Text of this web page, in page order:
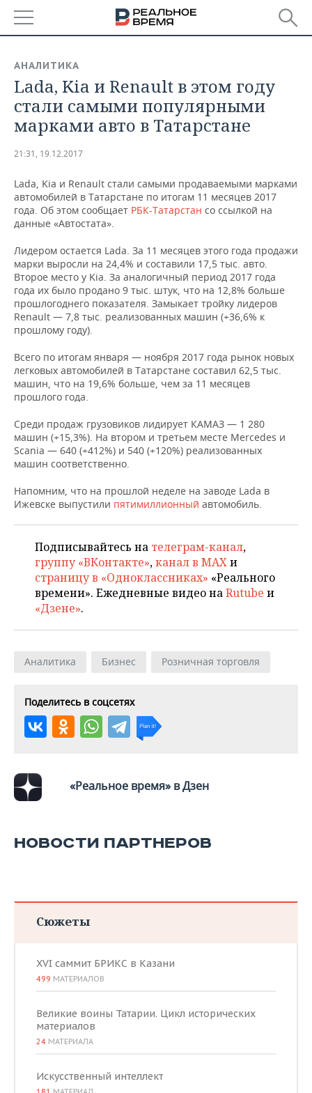
БАШКОРТОСТАН
ТАТАРСТАН
НОВОСТИ
АНАЛИТИКА
ДЕКЛАРАЦИИ О ДОХОДАХ
КОРОЛИ ГОСЗАКАЗА ПФО
КОМУ ПРИНАДЛЕЖАТ
ТОРГОВЫЕ ЦЕНТРЫ
ТАТАРСТАНА
НОВОСТИ ЭКОНОМИКИ
ФИНАНСЫ
БЮДЖЕТ
ИНВЕСТИЦИИ
ПРОМЫШЛЕННОСТЬ
НОВОСТИ
ПРОМЫШЛЕННОСТИ
АГРОПРОМ
МАШИНОСТРОЕНИЕ
НЕФТЕХИМИЯ
ОПК
НЕДВИЖИМОСТЬ
НОВОСТИ АВТО
БИЗНЕС
НОВОСТИ БИЗНЕСА
РОЗНИЧНАЯ ТОРГОВЛЯ
ТРАНСПОРТ
УСЛУГИ
ТЕХНОЛОГИИ
НОВОСТИ ТЕХНОЛОГИЙ
IT
МЕДИА
ТЕЛЕКОММУНИКАЦИИ
МЕРОПРИЯТИЯ
НОВОСТИ МЕРОПРИЯТИЙ
ВЫЕЗДНАЯ РЕДАКЦИЯ
БИЗНЕС-БРАНЧИ
ONLINE-КОНФЕРЕНЦИИ
ОТКРЫТАЯ ЛЕКЦИЯ
СПОРТ
НОВОСТИ СПОРТА
ФУТБОЛ
ХОККЕЙ
БАСКЕТБОЛ
КИБЕРСПОРТ
ФИГУРНОЕ КАТАНИЕ
ВОДНЫЕ ВИДЫ СПОРТА
ХОККЕЙ С МЯЧОМ
ОБЩЕСТВО
НОВОСТИ ОБЩЕСТВА
ВЛАСТЬ
ИНФРАСТРУКТУРА
КУЛЬТУРА
МЕДИЦИНА
ОБРАЗОВАНИЕ
ПРОИСШЕСТВИЯ
ФОТОГАЛЕРЕЯ
СЮЖЕТЫ
СПРАВОЧНИК
СПИСОК КОМПАНИЙ
АНАЛИТИКА
Lada, Kia и Renault в этом году
стали самыми популярными
марками авто в Татарстане
21:31, 19.12.2017
Lada, Kia и Renault стали самыми продаваемыми марками
автомобилей в Татарстане по итогам 11 месяцев 2017
года. Об этом сообщает РБК-Татарстан со ссылкой на
данные «Автостата».
Лидером остается Lada. За 11 месяцев этого года продажи
марки выросли на 24,4% и составили 17,5 тыс. авто.
Второе место у Kia. За аналогичный период 2017 года
года их было продано 9 тыс. штук, что на 12,8% больше
прошлогоднего показателя. Замыкает тройку лидеров
Renault — 7,8 тыс. реализованных машин (+36,6% к
прошлому году).
Всего по итогам января — ноября 2017 года рынок новых
легковых автомобилей в Татарстане составил 62,5 тыс.
машин, что на 19,6% больше, чем за 11 месяцев
прошлого года.
Среди продаж грузовиков лидирует КАМАЗ — 1 280
машин (+15,3%). На втором и третьем месте Mercedes и
Scania — 640 (+412%) и 540 (+120%) реализованных
машин соответственно.
Напомним, что на прошлой неделе на заводе Lada в
Ижевске выпустили пятимиллионный автомобиль.
Подписывайтесь на телеграм-канал,
группу «ВКонтакте»,канал в MAXи
страницу в «Одноклассниках» «Реального
времени». Ежедневные видео наRutube и
«Дзене».
Аналитика Бизнес Розничная торговля
Поделитесь в соцсетях
«Реальное время» в Дзен
НОВОСТИ ПАРТНЕРОВ
Сюжеты
XVI саммит БРИКС в Казани
499 МАТЕРИАЛОВ
Великие воины Татарии. Цикл исторических
материалов
24 МАТЕРИАЛА
Искусственный интеллект